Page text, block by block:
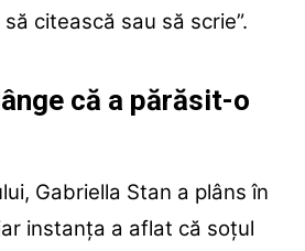
citească sau să scrie”.
că a părăsit-o
Gabriella Stan a plâns în
instanța a aflat că soțul